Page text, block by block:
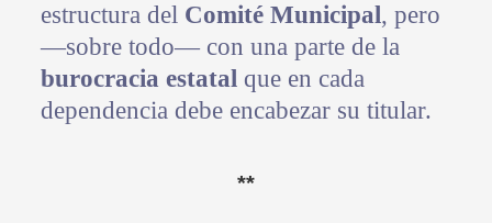
estructura del Comité Municipal, pero
—sobre todo— con una parte de la
burocracia estatalque en cada
dependencia debe encabezar su titular.
**